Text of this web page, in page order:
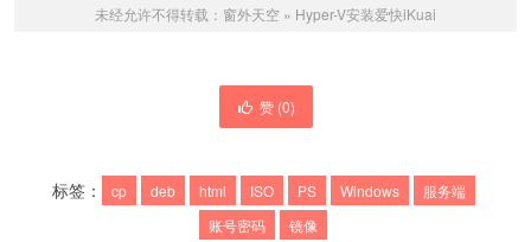
未经允许不得转载： 窗外天空 » Hyper-V安装爱快iKuai
赞 (0)
标签： cp deb html ISO PS Windows
服务端
账号密码
镜像